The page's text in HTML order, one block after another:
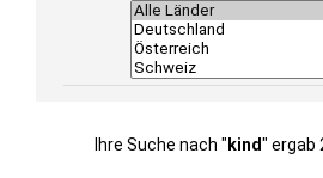
Ihre Suche nach " kind" ergab